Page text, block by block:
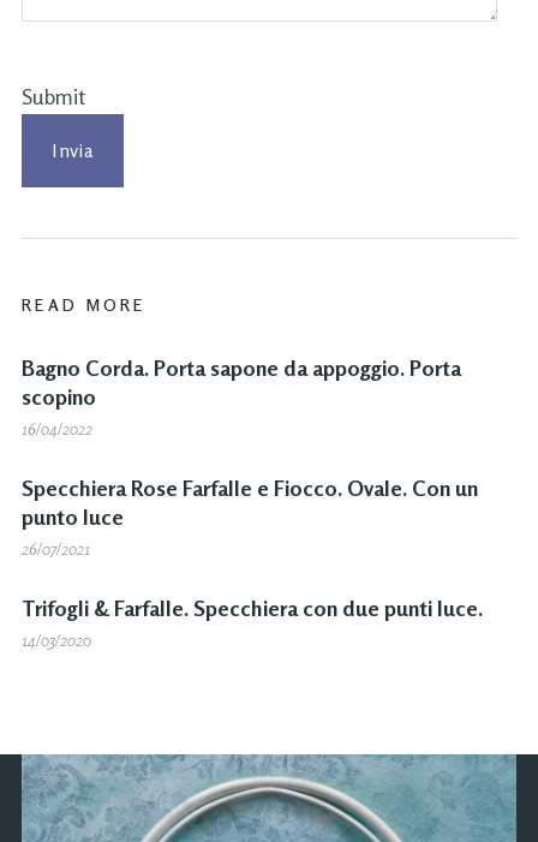
Submit
READ MORE
Bagno Corda. Porta sapone da appoggio. Porta
scopino
16/04/2022
Specchiera Rose Farfalle e Fiocco. Ovale. Con un
punto luce
26/07/2021
Trifogli & Farfalle. Specchiera con due punti luce.
14/03/2020